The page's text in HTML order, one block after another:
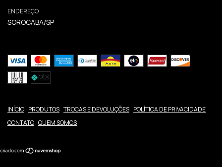
ENDEREÇO
SOROCABA/SP
INÍCIO PRODUTOS TROCAS E DEVOLUÇÕES POLÍTICA DE PRIVACIDADE
CONTATO QUEM SOMOS